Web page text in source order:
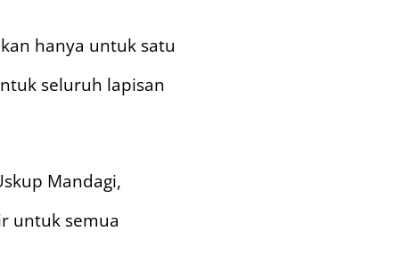
hanya untuk satu
seluruh lapisan
Mandagi,
untuk semua